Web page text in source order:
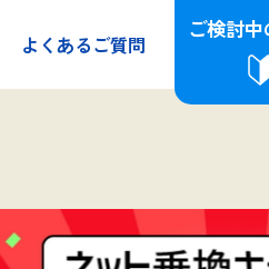
ご検討中
よくあるご質問